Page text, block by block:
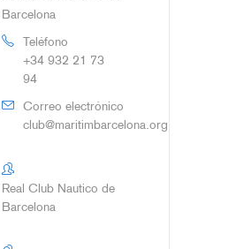
Barcelona
Teléfono
+34 932 21 73
94
Correo electrónico
club@maritimbarcelona.org
Real Club Nautico de
Barcelona